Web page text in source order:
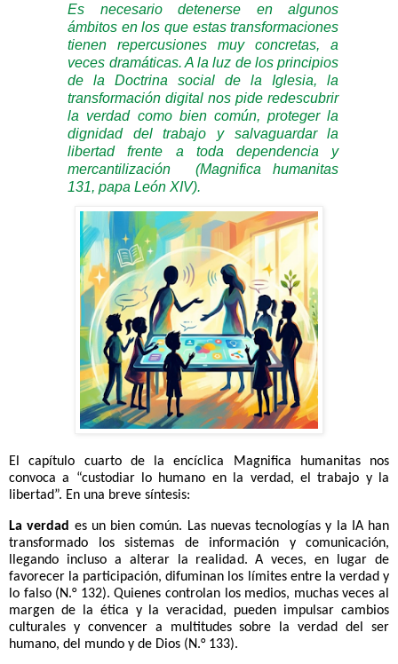
Es necesario detenerse en algunos
ámbitos en los que estas transformaciones
tienen repercusiones muy concretas, a
veces dramáticas. A la luz de los principios
de la Doctrina social de la Iglesia, la
transformación digital nos pide redescubrir
la verdad como bien común, proteger la
dignidad del trabajo y salvaguardar la
libertad frente a toda dependencia y
mercantilización
(Magnifica humanitas
131, papa León XIV).
El capítulo cuarto de la encíclica Magnifica humanitas nos
convoca a “custodiar lo humano en la verdad, el trabajo y la
libertad”. En una breve síntesis:
La verdad es un bien común. Las nuevas tecnologías y la IA han
transformado los sistemas de información y comunicación,
llegando incluso a alterar la realidad. A veces, en lugar de
favorecer la participación, difuminan los límites entre la verdad y
lo falso (N.° 132). Quienes controlan los medios, muchas veces al
margen de la ética y la veracidad, pueden impulsar cambios
culturales y convencer a multitudes sobre la verdad del ser
humano, del mundo y de Dios (N.° 133).